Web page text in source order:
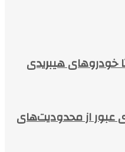
خودروهای هیبریدی
عبور از محدودیت‌های